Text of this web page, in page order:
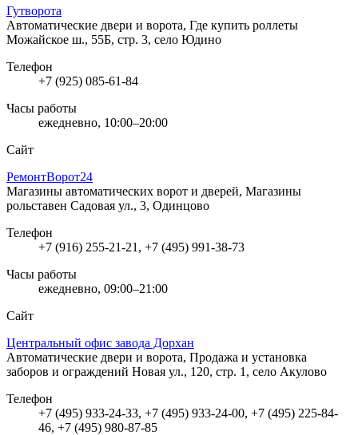
Гутворота
Автоматические двери и ворота, Где купить роллеты
Можайское ш., 55Б, стр. 3, село Юдино
Телефон
+7 (925) 085-61-84
Часы работы
ежедневно, 10:00–20:00
Сайт
РемонтВорот24
Магазины автоматических ворот и дверей, Магазины
рольставен Садовая ул., 3, Одинцово
Телефон
+7 (916) 255-21-21, +7 (495) 991-38-73
Часы работы
ежедневно, 09:00–21:00
Сайт
Центральный офис завода Дорхан
Автоматические двери и ворота, Продажа и установка
заборов и ограждений Новая ул., 120, стр. 1, село Акулово
Телефон
+7 (495) 933-24-33, +7 (495) 933-24-00, +7 (495) 225-84-
46, +7 (495) 980-87-85